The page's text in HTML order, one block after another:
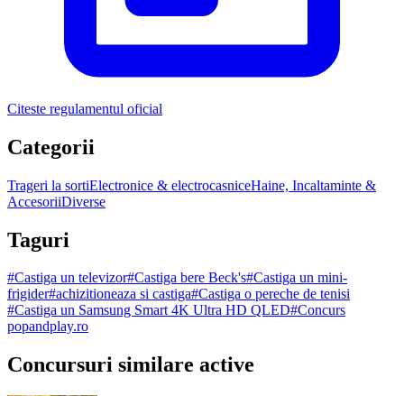
Citeste regulamentul oficial
Categorii
Trageri la sortiElectronice & electrocasniceHaine, Incaltaminte &
AccesoriiDiverse
Taguri
#Castiga un televizor#Castiga bere Beck's#Castiga un mini-
frigider#achizitioneaza si castiga#Castiga o pereche de tenisi
#Castiga un Samsung Smart 4K Ultra HD QLED#Concurs
popandplay.ro
Concursuri similare active